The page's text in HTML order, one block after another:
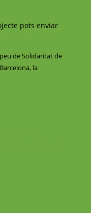
pots enviar
de Solidaritat de
la